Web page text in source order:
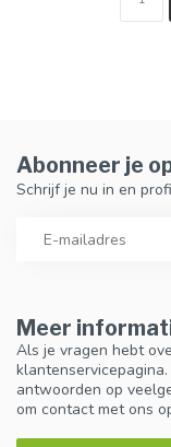
Meer
Als je vragen hebt
antwoorden op
om contact met ons
Abonneer je
Schrijf je nu in en